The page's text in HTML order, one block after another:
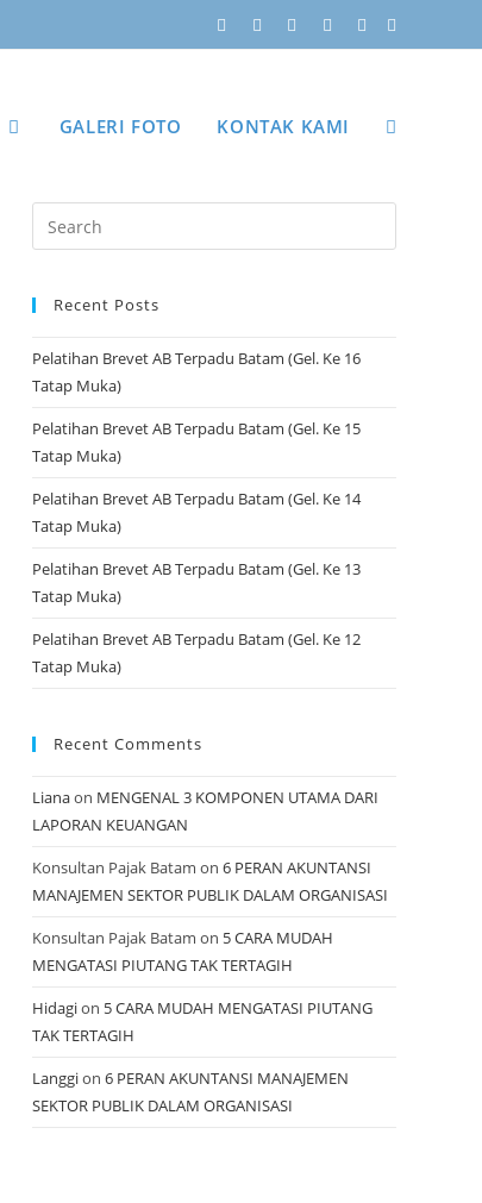
GALERI FOTO KONTAK KAMI
Recent Posts
Pelatihan Brevet AB Terpadu Batam (Gel. Ke 16
Tatap Muka)
Pelatihan Brevet AB Terpadu Batam (Gel. Ke 15
Tatap Muka)
Pelatihan Brevet AB Terpadu Batam (Gel. Ke 14
Tatap Muka)
Pelatihan Brevet AB Terpadu Batam (Gel. Ke 13
Tatap Muka)
Pelatihan Brevet AB Terpadu Batam (Gel. Ke 12
Tatap Muka)
Recent Comments
Lianaon MENGENAL 3 KOMPONEN UTAMA DARI
LAPORAN KEUANGAN
Konsultan Pajak Batam on 6 PERAN AKUNTANSI
MANAJEMEN SEKTOR PUBLIK DALAM ORGANISASI
Konsultan Pajak Batam on 5 CARA MUDAH
MENGATASI PIUTANG TAK TERTAGIH
Hidagion 5 CARA MUDAH MENGATASI PIUTANG
TAK TERTAGIH
Langgion 6 PERAN AKUNTANSI MANAJEMEN
SEKTOR PUBLIK DALAM ORGANISASI